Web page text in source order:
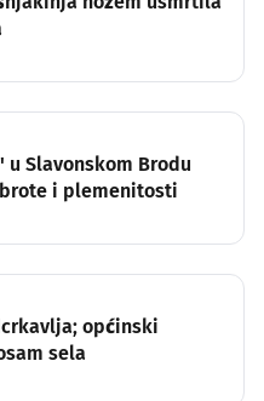
Slavonskom Brodu
i plemenitosti
općinski
sela